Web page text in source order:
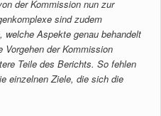
der Kommission nun zur
sind zudem
Aspekte genau behandelt
der Kommission
Teile des Berichts. So fehlen
einzelnen Ziele, die sich die